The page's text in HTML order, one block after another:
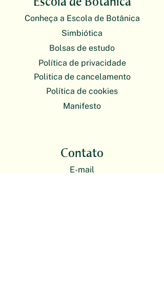
Conheça a Escola de Botânica
Simbiótica
Bolsas de estudo
Política de privacidade
Politica de cancelamento
Política de cookies
Manifesto
Contato
E-mail